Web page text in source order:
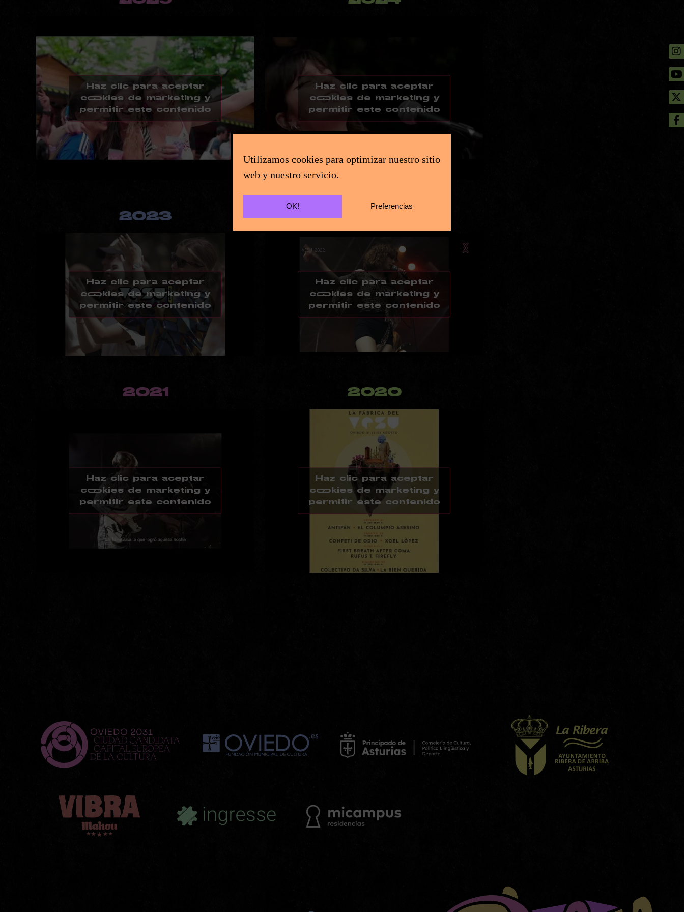
Utilizamos cookies para optimizar nuestro sitio
web y nuestro servicio.
OK! Preferencias
Haz clic para aceptar
cookies de marketing y
permitir este contenido
Haz clic para aceptar
cookies de marketing y
permitir este contenido
2023
Haz clic para aceptar
cookies de marketing y
permitir este contenido
Haz clic para aceptar
cookies de marketing y
permitir este contenido
2021
Haz clic para aceptar
cookies de marketing y
permitir este contenido
2020
Haz clic para aceptar
cookies de marketing y
permitir este contenido